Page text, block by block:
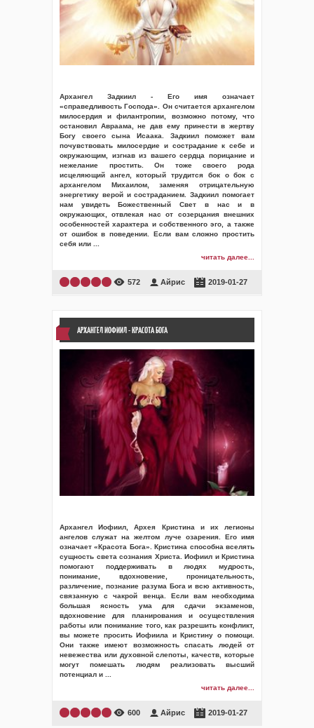
Архангел Задкиил - Его имя означает
«справедливость Господа». Он считается архангелом
милосердия и филантропии, возможно потому, что
остановил Авраама, не дав ему принести в жертву
Богу своего сына Исаака. Задкиил поможет вам
почувствовать милосердие и сострадание к себе и
окружающим, изгнав из вашего сердца порицание и
нежелание простить. Он тоже своего рода
исцеляющий ангел, который трудится бок о бок с
архангелом Михаилом, заменяя отрицательную
энергетику верой и состраданием. Задкиил помогает
нам увидеть Божественный Свет в нас и в
окружающих, отвлекая нас от созерцания внешних
особенностей характера и собственного эго, а также
от ошибок в поведении. Если вам сложно простить
себя или ...
читать далее...
572 Айрис 2019-01-27
АРХАНГЕЛ ИОФИИЛ - КРАСОТА БОГА
Архангел Иофиил, Архея Кристина и их легионы
ангелов служат на желтом луче озарения. Его имя
означает «Красота Бога». Кристина способна вселять
сущность света сознания Христа. Иофиил и Кристина
помогают поддерживать в людях мудрость,
понимание, вдохновение, проницательность,
различение, познание разума Бога и всю активность,
связанную с чакрой венца. Если вам необходима
большая ясность ума для сдачи экзаменов,
вдохновение для планирования и осуществления
работы или понимание того, как разрешить конфликт,
вы можете просить Иофиила и Кристину о помощи.
Они также имеют возможность спасать людей от
невежества или духовной слепоты, качеств, которые
могут помешать людям реализовать высший
потенциал и
читать далее...
600 Айрис 2019-01-27